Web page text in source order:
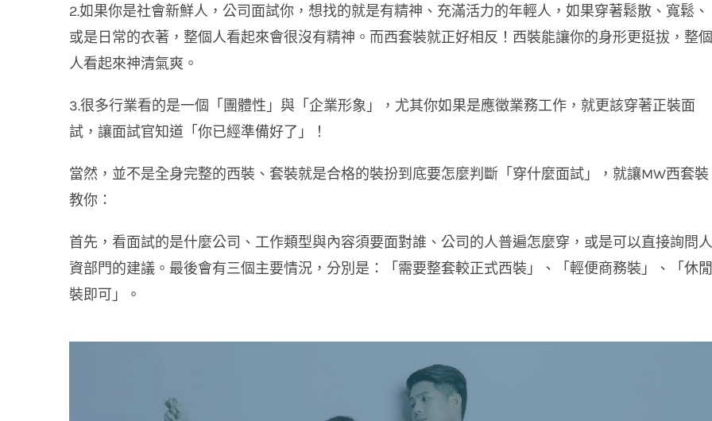
2.如果你是社會新鮮人，公司面試你，想找的就是有精神、充滿活力的年輕人，如果穿著鬆散、寬鬆、
或是日常的衣著，整個人看起來會很沒有精神。而西套裝就正好相反！西裝能讓你的身形更挺拔，整個
人看起來神清氣爽。
3.很多行業看的是一個「團體性」與「企業形象」，尤其你如果是應徵業務工作，就更該穿著正裝面
試，讓面試官知道「你已經準備好了」！
當然，並不是全身完整的西裝、套裝就是合格的裝扮到底要怎麼判斷「穿什麼面試」，就讓MW西套裝
教你：
首先，看面試的是什麼公司、工作類型與內容須要面對誰、公司的人普遍怎麼穿，或是可以直接詢問人
資部門的建議。最後會有三個主要情況，分別是：「需要整套較正式西裝」、「輕便商務裝」、「休閒
裝即可」。